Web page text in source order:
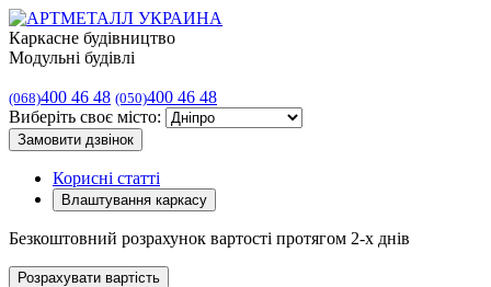
Каркасне будівництво
Модульні будівлі
(068)400 46 48 (050)400 46 48
Виберіть своє місто:
Замовити дзвінок
Корисні статті
Влаштування каркасу
Безкоштовний розрахунок вартості протягом 2-х днів
Розрахувати вартість